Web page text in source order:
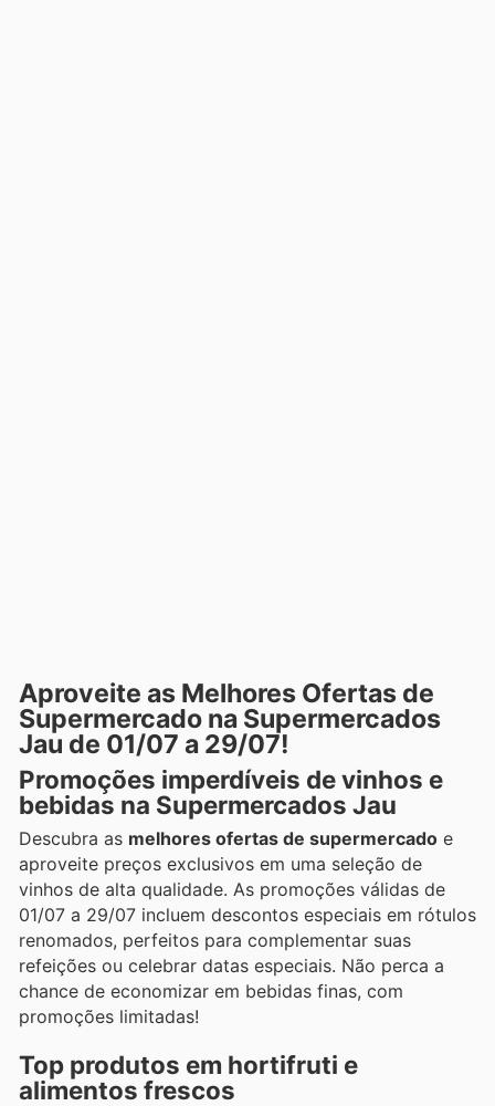
Aproveite as Melhores Ofertas de
Supermercado na Supermercados
Jau de 01/07 a 29/07!
Promoções imperdíveis de vinhos e
bebidas na Supermercados Jau
Descubra as melhores ofertas de supermercado e
aproveite preços exclusivos em uma seleção de
vinhos de alta qualidade. As promoções válidas de
01/07 a 29/07 incluem descontos especiais em rótulos
renomados, perfeitos para complementar suas
refeições ou celebrar datas especiais. Não perca a
chance de economizar em bebidas finas, com
promoções limitadas!
Top produtos em hortifruti e
alimentos frescos